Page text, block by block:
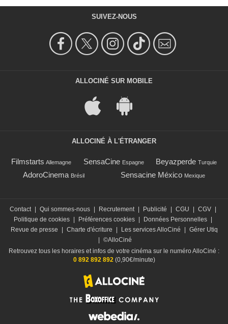
SUIVEZ-NOUS
ALLOCINÉ SUR MOBILE
ALLOCINÉ À L'ÉTRANGER
Filmstarts Allemagne SensaCine Espagne Beyazperde Turquie
AdoroCinema Brésil Sensacine México Mexique
Contact | Qui sommes-nous | Recrutement | Publicité | CGU | CGV |
Politique de cookies | Préférences cookies | Données Personnelles |
Revue de presse
| Charte d'écriture | Les services AlloCiné | Gérer Utiq
| ©AlloCiné
Retrouvez tous les horaires et infos de votre cinéma sur le numéro AlloCiné :
0 892 892 892 (0,90€/minute)